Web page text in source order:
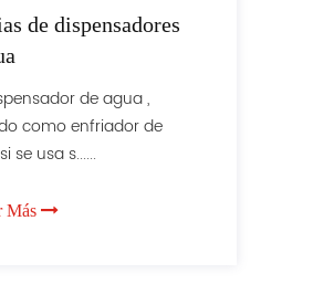
de dispensadores
de agua ,
como enfriador de
se usa s......
Más